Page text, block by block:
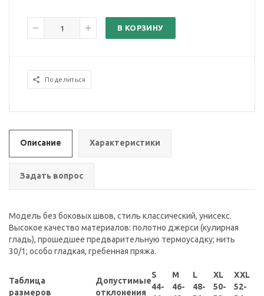
В КОРЗИНУ
Поделиться
Описание Характеристики
Задать вопрос
Модель без боковых швов, стиль классический, унисекс.
Высокое качество материалов: полотно джерси (кулирная
гладь), прошедшее предварительную термоусадку; нить
30/1; особо гладкая, гребенная пряжа.
Таблица
размеров
Допустимые
отклонения
S
44-
M
46-
L
48-
XL
50-
XXL
52-